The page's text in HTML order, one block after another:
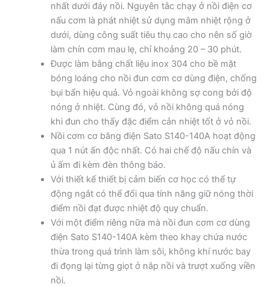
nhất dưới đáy nồi. Nguyên tắc chạy ở nồi điện cơ
nấu cơm là phát nhiệt sử dụng mâm nhiệt rộng ở
dưới, dùng công suất tiêu thụ cao cho nên số giờ
làm chín cơm mau lẹ, chỉ khoảng 20 – 30 phút.
Được làm bằng chất liệu inox 304 cho bề mặt
bóng loáng cho nồi đun cơm cơ dùng điện, chống
bụi bẩn hiệu quả. Vỏ ngoài không sợ cong bởi độ
nóng ở nhiệt. Cùng đó, vỏ nồi không quá nóng
khi đun cho thấy đặc điểm cản nhiệt tốt ở vỏ nồi.
Nồi cơm cơ bằng điện Sato S140-140A hoạt động
qua 1 nút ấn độc nhất. Có hai chế độ nấu chín và
ủ ấm đi kèm đèn thông báo.
Với thiết kế thiết bị cảm biến cơ học có thể tự
động ngắt có thể đổi qua tính năng giữ nóng thời
điểm nồi đạt được nhiệt độ quy chuẩn.
Với một điểm riêng nữa mà nồi đun cơm cơ dùng
điện Sato S140-140A kèm theo khay chứa nước
thừa trong quá trình làm sôi, không khí nước bay
đi đọng lại từng giọt ở nắp nồi và trượt xuống viền
nồi.